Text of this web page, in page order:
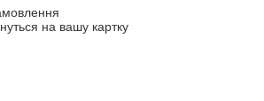
на вашу картку